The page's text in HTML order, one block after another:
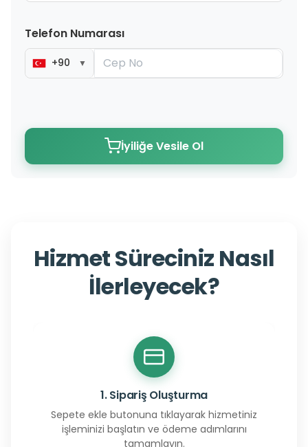
Telefon Numarası
+90 ▼
İyiliğe Vesile Ol
Hizmet Süreciniz Nasıl
İlerleyecek?
1. Sipariş Oluşturma
Sepete ekle butonuna tıklayarak hizmetiniz
işleminizi başlatın ve ödeme adımlarını
tamamlayın.